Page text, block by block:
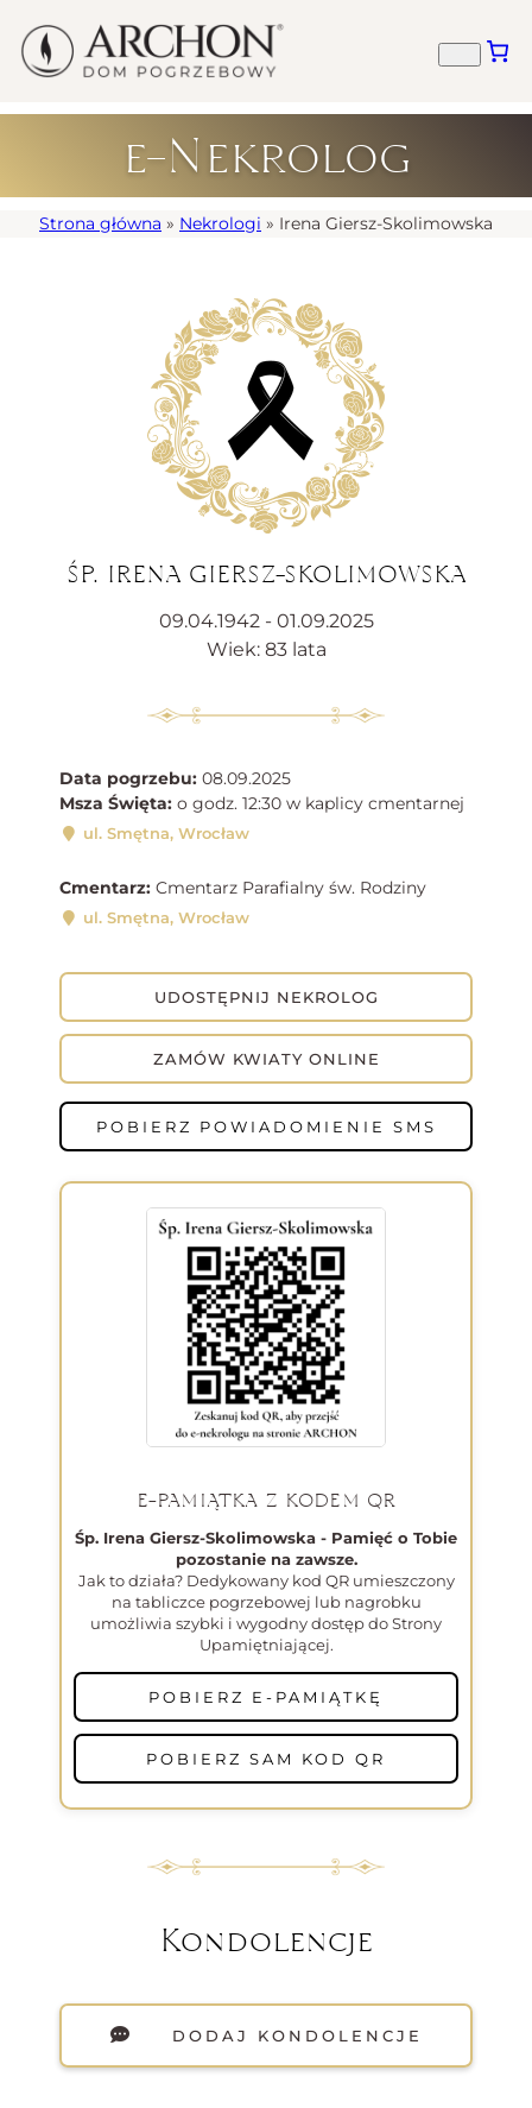
e-Nekrolog
Strona główna » Nekrologi » Irena Giersz-Skolimowska
ŚP. IRENA GIERSZ-SKOLIMOWSKA
09.04.1942 - 01.09.2025
Wiek: 83 lata
Data pogrzebu: 08.09.2025
Msza Święta: o godz. 12:30 w kaplicy cmentarnej
ul. Smętna, Wrocław
Cmentarz: Cmentarz Parafialny św. Rodziny
ul. Smętna, Wrocław
UDOSTĘPNIJ NEKROLOG
ZAMÓW KWIATY ONLINE
POBIERZ POWIADOMIENIE SMS
E-PAMIĄTKA Z KODEM QR
Śp. Irena Giersz-Skolimowska - Pamięć o Tobie
pozostanie na zawsze.
Jak to działa? Dedykowany kod QR umieszczony
na tabliczce pogrzebowej lub nagrobku
umożliwia szybki i wygodny dostęp do Strony
Upamiętniającej.
POBIERZ E-PAMIĄTKĘ
POBIERZ SAM KOD QR
Kondolencje
DODAJ KONDOLENCJE